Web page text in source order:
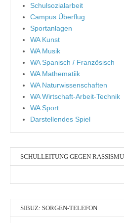
Schulsozialarbeit
Campus Überflug
Sportanlagen
WA Kunst
WA Musik
WA Spanisch / Französisch
WA Mathematiik
WA Naturwissenschaften
WA Wirtschaft-Arbeit-Technik
WA Sport
Darstellendes Spiel
SCHULLEITUNG GEGEN
SIBUZ: SORGEN-TELEFON